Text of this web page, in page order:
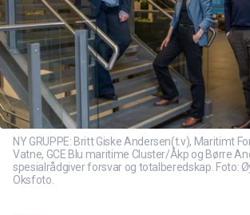
NY GRUPPE: Britt Giske Andersen(t.v), Maritimt
Vatne, GCE Blu maritime Cluster/Åkp og Børre
spesialrådgiver forsvar og totalberedskap. Foto:
Oksfoto.